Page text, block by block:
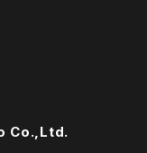
Co.,Ltd.